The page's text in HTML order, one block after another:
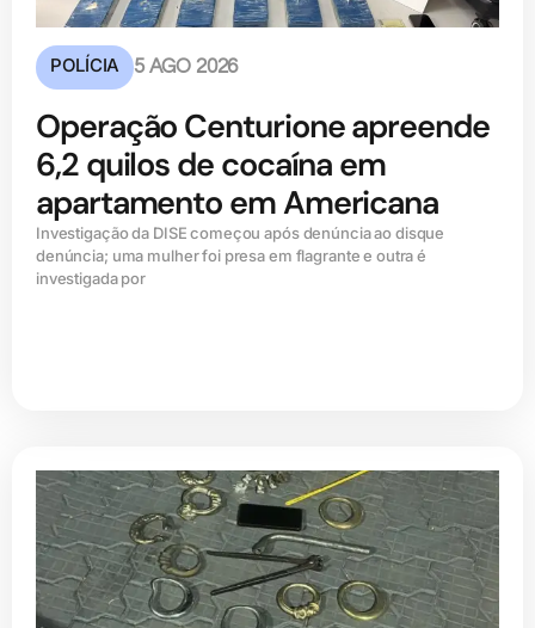
POLÍCIA 5 AGO 2026
Operação Centurione apreende
6,2 quilos de cocaína em
apartamento em Americana
Investigação da DISE começou após denúncia ao disque
denúncia; uma mulher foi presa em flagrante e outra é
investigada por